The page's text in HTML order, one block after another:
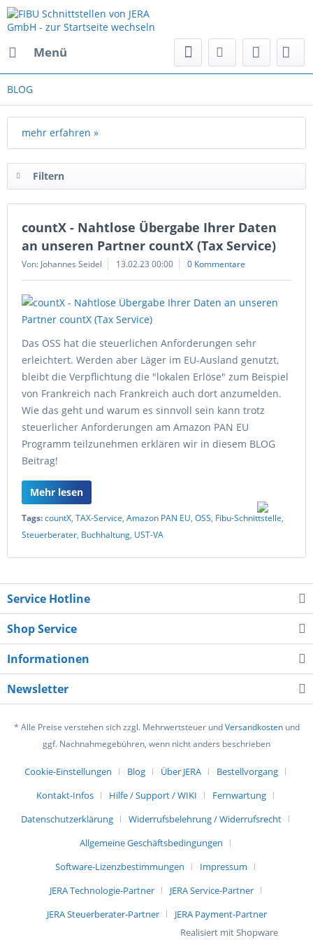
Menü
BLOG
mehr erfahren »
Filtern
countX - Nahtlose Übergabe Ihrer Daten
an unseren Partner countX (Tax Service)
Von: Johannes Seidel 13.02.23 00:00 0 Kommentare
Das OSS hat die steuerlichen Anforderungen sehr
erleichtert. Werden aber Läger im EU-Ausland genutzt,
bleibt die Verpflichtung die "lokalen Erlöse" zum Beispiel
von Frankreich nach Frankreich auch dort anzumelden.
Wie das geht und warum es sinnvoll sein kann trotz
steuerlicher Anforderungen am Amazon PAN EU
Programm teilzunehmen erklären wir in diesem BLOG
Beitrag!
Mehr lesen
Tags:countX, TAX-Service, Amazon PAN EU, OSS, Fibu-Schnittstelle,
Steuerberater, Buchhaltung, UST-VA
Service Hotline
Shop Service
Informationen
Newsletter
* Alle Preise verstehen sich zzgl. Mehrwertsteuer undVersandkostenund
ggf. Nachnahmegebühren, wenn nicht anders beschrieben
Cookie-Einstellungen Blog Über JERA
Bestellvorgang
Kontakt-Infos
Hilfe / Support / WIKI
Fernwartung
Datenschutzerklärung
Widerrufsbelehrung / Widerrufsrecht
Allgemeine Geschäftsbedingungen
Software-Lizenzbestimmungen
Impressum
JERA Technologie-Partner
JERA Service-Partner
JERA Steuerberater-Partner
JERA Payment-Partner
Realisiert mit Shopware